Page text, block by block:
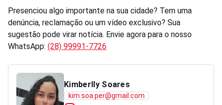
Presenciou algo importante na sua cidade? Tem uma
denúncia, reclamação ou um vídeo exclusivo? Sua
sugestão pode virar notícia. Envie agora para o nosso
WhatsApp: (28) 99991-7726
Kimberlly Soares
kim.soa.per@gmail.com